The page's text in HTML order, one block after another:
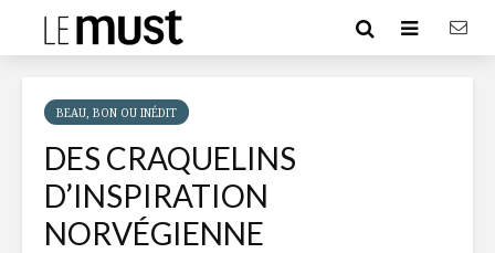
BEAU, BON OU INÉDIT
DES CRAQUELINS
D’INSPIRATION
NORVÉGIENNE